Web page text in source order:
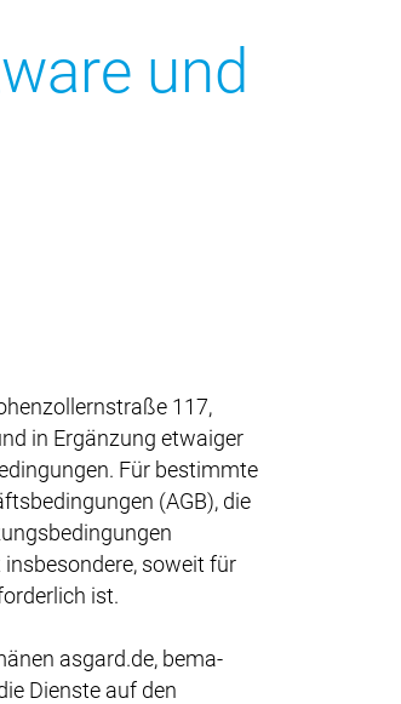
und
117,
in Ergänzung etwaiger
Für bestimmte
(AGB), die
soweit für
ist.
asgard.de, bema-
Dienste auf den